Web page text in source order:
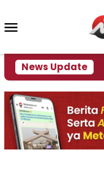
konten
News Update
Krisi Air